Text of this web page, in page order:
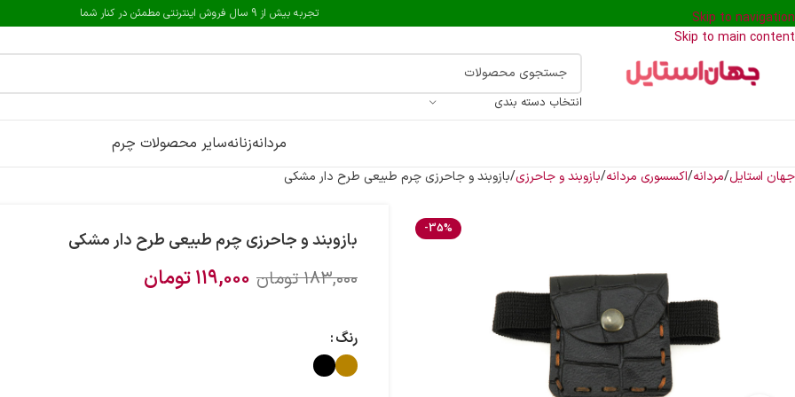
Skip to navigation
Skip to main content
تجربه بیش از 9 سال فروش اینترنتی مطمئن در کنار شما
انتخاب دسته بندی
مردانهزنانهسایر محصولات چرم
جهان استایل مردانه اکسسوری مردانه بازوبند و جاحرزی بازوبند و جاحرزی چرم طبیعی طرح دار مشکی
-35% بازوبند و جاحرزی چرم طبیعی طرح دار مشکی
۱۸۳,۰۰۰ تومان ۱۱۹,۰۰۰تومان
رنگ